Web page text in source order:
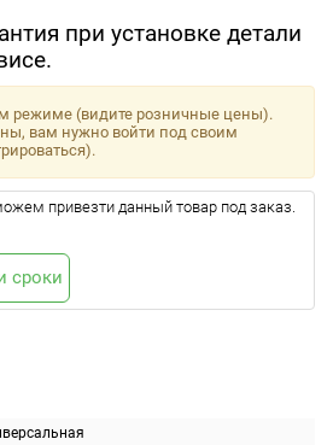
при установке детали
режиме (видите розничные цены).
вам нужно войти под своим
привезти данный товар под заказ.
сроки